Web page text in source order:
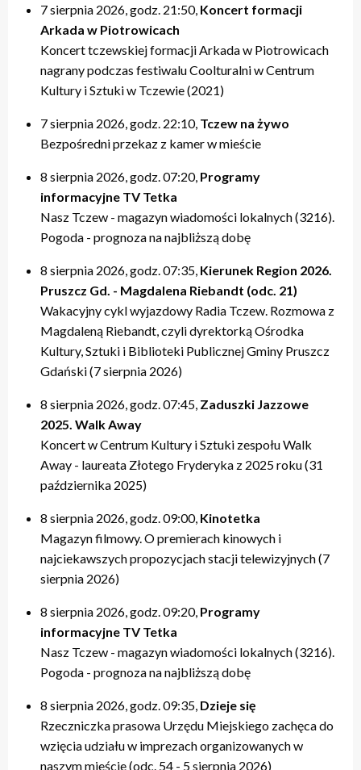
7 sierpnia 2026, godz. 21:50, Koncert formacji
Arkada w Piotrowicach
Koncert tczewskiej formacji Arkada w Piotrowicach
nagrany podczas festiwalu Coolturalni w Centrum
Kultury i Sztuki w Tczewie (2021)
7 sierpnia 2026, godz. 22:10, Tczew na żywo
Bezpośredni przekaz z kamer w mieście
8 sierpnia 2026, godz. 07:20, Programy
informacyjne TV Tetka
Nasz Tczew - magazyn wiadomości lokalnych (3216).
Pogoda - prognoza na najbliższą dobę
8 sierpnia 2026, godz. 07:35, Kierunek Region 2026.
Pruszcz Gd. - Magdalena Riebandt (odc. 21)
Wakacyjny cykl wyjazdowy Radia Tczew. Rozmowa z
Magdaleną Riebandt, czyli dyrektorką Ośrodka
Kultury, Sztuki i Biblioteki Publicznej Gminy Pruszcz
Gdański (7 sierpnia 2026)
8 sierpnia 2026, godz. 07:45, Zaduszki Jazzowe
2025. Walk Away
Koncert w Centrum Kultury i Sztuki zespołu Walk
Away - laureata Złotego Fryderyka z 2025 roku (31
października 2025)
8 sierpnia 2026, godz. 09:00, Kinotetka
Magazyn filmowy. O premierach kinowych i
najciekawszych propozycjach stacji telewizyjnych (7
sierpnia 2026)
8 sierpnia 2026, godz. 09:20, Programy
informacyjne TV Tetka
Nasz Tczew - magazyn wiadomości lokalnych (3216).
Pogoda - prognoza na najbliższą dobę
8 sierpnia 2026, godz. 09:35, Dzieje się
Rzeczniczka prasowa Urzędu Miejskiego zachęca do
wzięcia udziału w imprezach organizowanych w
naszym mieście (odc. 54 - 5 sierpnia 2026)